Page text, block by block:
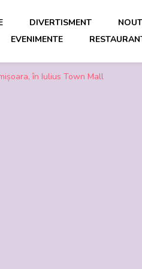
DIVERTISMENT
EVENIMENTE
în Iulius Town Mall